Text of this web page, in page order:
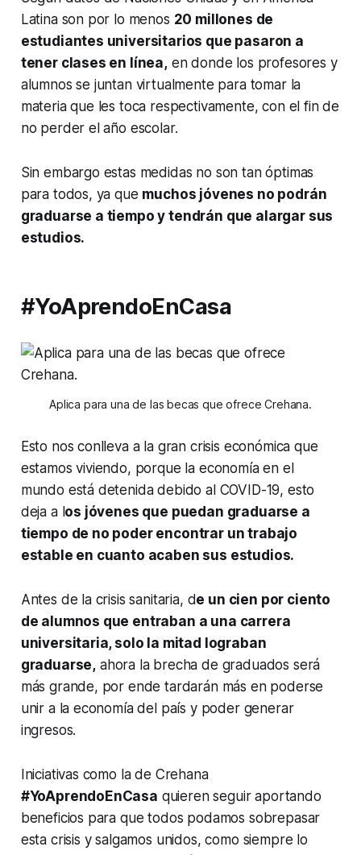
Latina son por lo menos 20 millones de
estudiantes universitarios que pasaron a
tener clases en línea,en donde los profesores y
alumnos se juntan virtualmente para tomar la
materia que les toca respectivamente, con el fin de
no perder el año escolar.
Sin embargo estas medidas no son tan óptimas
para todos, ya que muchos jóvenes no podrán
graduarse a tiempo y tendrán que alargar sus
estudios.
#YoAprendoEnCasa
Aplica para una de las becas que ofrece Crehana.
Esto nos conlleva a la gran crisis económica que
estamos viviendo, porque la economía en el
mundo está detenida debido al COVID-19, esto
deja a los jóvenes que puedan graduarse a
tiempo de no poder encontrar un trabajo
estable en cuanto acaben sus estudios.
Antes de la crisis sanitaria, de un cien por ciento
de alumnos que entraban a una carrera
universitaria, solo la mitad lograban
graduarse, ahora la brecha de graduados será
más grande, por ende tardarán más en poderse
unir a la economía del país y poder generar
ingresos.
Iniciativas como la de Crehana
#YoAprendoEnCasa quieren seguir aportando
beneficios para que todos podamos sobrepasar
esta crisis y salgamos unidos, como siempre lo